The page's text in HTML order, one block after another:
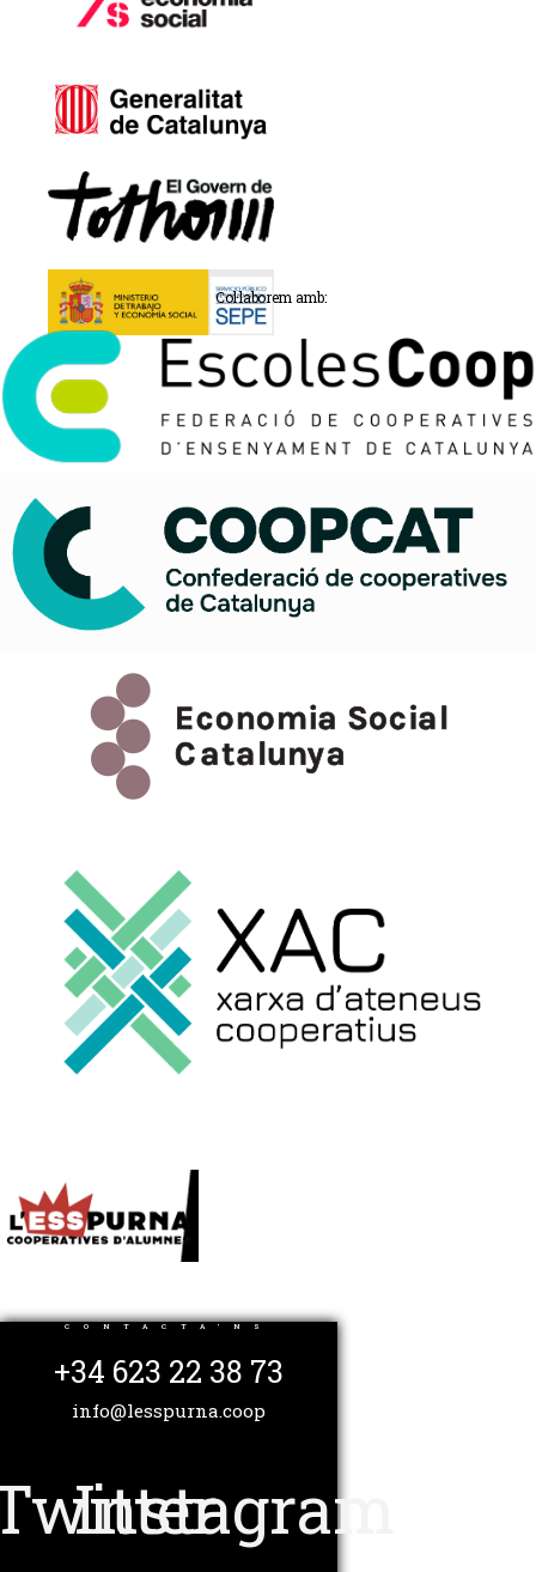
Col·laborem amb:
CONTACTA'NS
+34 623 22 38 73
info@lesspurna.coop
Instagram